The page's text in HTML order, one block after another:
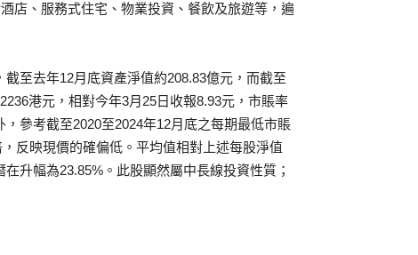
店、服務式住宅、物業投資、餐飲及旅遊等，遍
至去年12月底資產淨值約208.83億元，而截至
港元，相對今年3月25日收報8.93元，市賬率
參考截至2020至2024年12月底之每期最低市賬
反映現價的確偏低。平均值相對上述每股淨值
升幅為23.85%。此股顯然屬中長線投資性質；